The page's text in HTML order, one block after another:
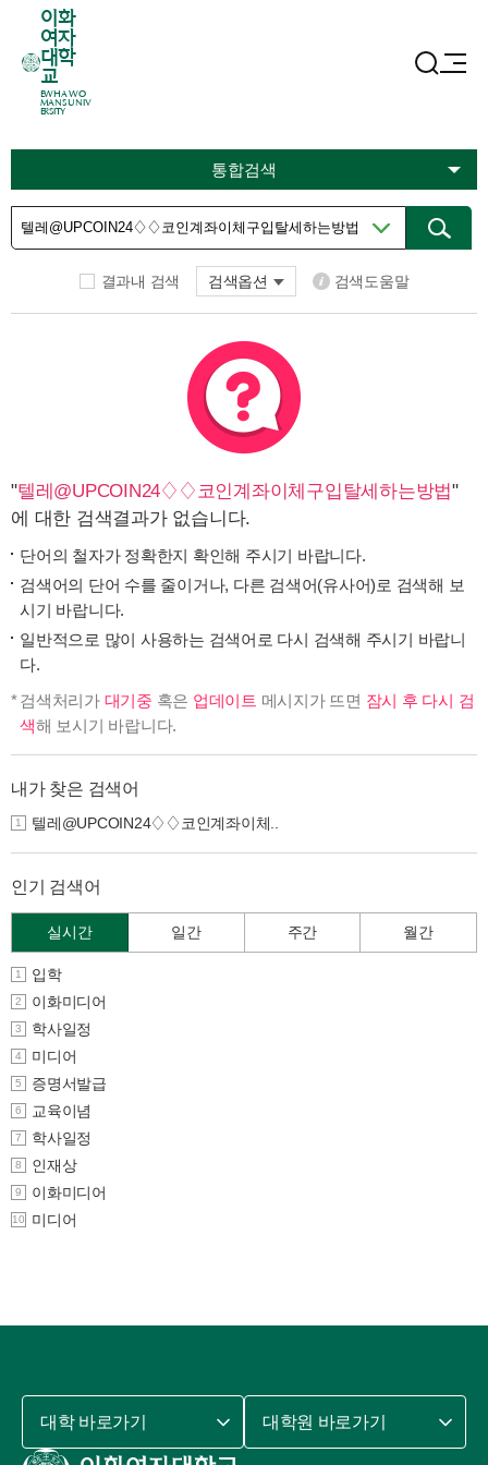
이화
여자
대학
교
EWHA WO
MANS UNIV
ERSITY
통합검색
결과내 검색 검색옵션 검색도움말
"텔레@UPCOIN24♢♢코인계좌이체구입탈세하는방법"
에 대한 검색결과가 없습니다.
단어의 철자가 정확한지 확인해 주시기 바랍니다.
검색어의 단어 수를 줄이거나, 다른 검색어(유사어)로 검색해 보
시기 바랍니다.
일반적으로 많이 사용하는 검색어로 다시 검색해 주시기 바랍니
다.
검색처리가 대기중 혹은 업데이트 메시지가 뜨면 잠시 후 다시 검
색해 보시기 바랍니다.
내가 찾은 검색어
1 텔레@UPCOIN24♢♢코인계좌이체..
인기 검색어
실시간 일간 주간 월간
1 입학
2 이화미디어
3 학사일정
4 미디어
5 증명서발급
6 교육이념
7 학사일정
8 인재상
9 이화미디어
10 미디어
대학 바로가기 대학원 바로가기